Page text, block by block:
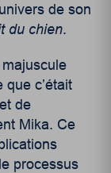
de son
du chien.
c’était
de
Mika. Ce
processus